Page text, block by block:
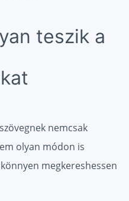
teszik a
nemcsak
olyan módon is
megkereshessen